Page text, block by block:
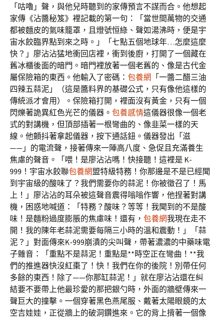
「咕嚕」聲，與他兒時聽到的家傳預言不謀而合。他想起
家傳《沾醬秘笈》裡記載的第一句：「當世間萬物的交通
都被麵皮的氣味籠罩，且燈號恒綠、聲如湯沸時，便是宇
宙水餃臨界點到來之時。」「七點五個地球年…怎麼這麼
快？」廖沾沾猛地衝回店裡，衝到後廚，打開了一個藏在
舊冰櫃後面的暗門。暗門裡放著一個老舊的、像是古代金
屬保險箱的東西。他輸入了密碼： 包養網 「一醬二醋三油
四辣五蒜泥」（這是醬料界的基礎公式，只有像他這樣的
傳統派才會用）。保險箱打開，裡面沒有黃金，只有一個
閃爍著詭異紅色光芒的儀器。 包養感情這儀器很像一個老
式的對講機，但頂部插著一根彎曲的、像韭菜一樣的天
線。他顫抖著拿起儀器，按下通話鈕。儀器發出「滋
——」的電流聲，接著傳來一陣高八度、急促且充滿養生
焦慮的聲音。「喂！是廖沾沾嗎！快接聽！這裡是 K-
999！宇宙水餃聯包養網盟特級特務！你那邊是不是已經聞
到宇宙級的酸味了？我們需要你的蒜泥！你被徵召了！馬
上！」廖沾沾的耳朵被這聲音震得嗡嗡作響，他捏著對講
機，困惑地喊道：「特務？酸味？等等！我聞到的不是酸
味！是麵粉過度膨脹的焦慮味！還有， 包養網我現在走不
開！我的陳年老蒜泥需要每隔三小時的溫和震動！」「蒜
泥？」對面傳來K-999崩潰的尖叫聲，帶著濃濃的中藥味電
子雜音：「重點不是蒜泥！重點是**時空正在彎曲！**我
們的推進器快沒紅棗了！快！我們在你的後院！別帶任何
多餘的東西！除了——你那缸蒜泥！」就在廖沾沾還在糾
結要不要帶上他最珍愛的那把銀勺時，外面的牆壁傳來一
聲巨大的撞擊。一個穿著黑色燕尾服、戴著太陽眼鏡的太
空吉娃娃，正從牆上的破洞鑽進來。它的背上揹著一個像